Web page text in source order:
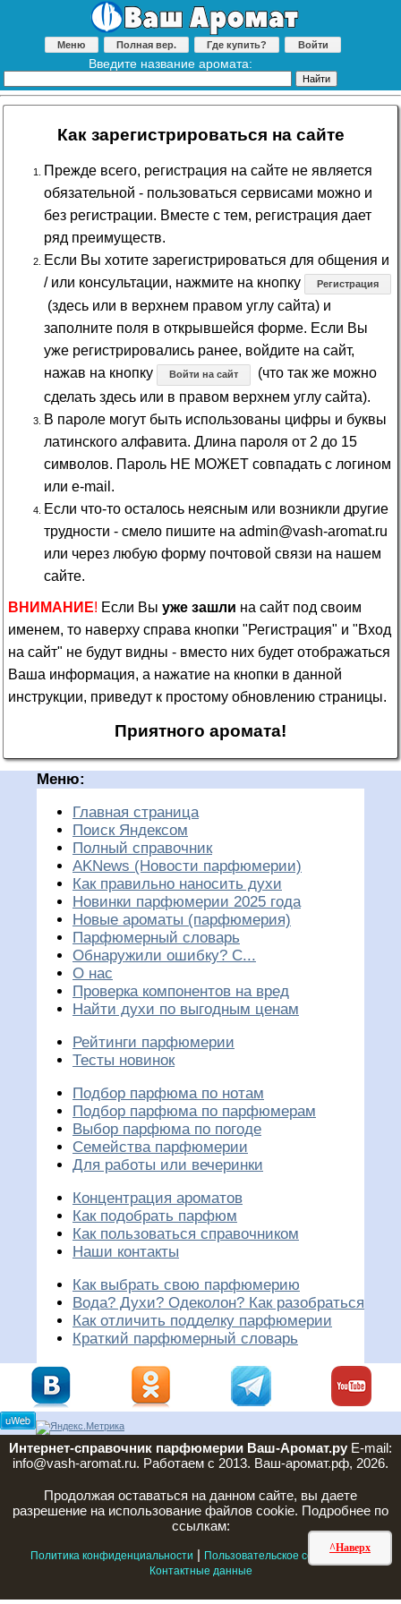
Меню Полная вер. Где купить? Войти
Введите название аромата:
Как зарегистрироваться на сайте
Прежде всего, регистрация на сайте не является
обязательной - пользоваться сервисами можно и
без регистрации. Вместе с тем, регистрация дает
ряд преимуществ.
Если Вы хотите зарегистрироваться для общения и
/ или консультации, нажмите на кнопку
Регистрация
(здесь или в верхнем правом углу сайта) и
заполните поля в открывшейся форме. Если Вы
уже регистрировались ранее, войдите на сайт,
нажав на кнопку
Войти на сайт
(что так же можно
сделать здесь или в правом верхнем углу сайта).
В пароле могут быть использованы цифры и буквы
латинского алфавита. Длина пароля от 2 до 15
символов. Пароль НЕ МОЖЕТ совпадать с логином
или e-mail.
Если что-то осталось неясным или возникли другие
трудности - смело пишите на admin@vash-aromat.ru
или через любую форму почтовой связи на нашем
сайте.
ВНИМАНИЕ! Если Вы уже зашли на сайт под своим
именем, то наверху справа кнопки "Регистрация" и "Вход
на сайт" не будут видны - вместо них будет отображаться
Ваша информация, а нажатие на кнопки в данной
инструкции, приведут к простому обновлению страницы.
Приятного аромата!
^Наверх
Меню:
Главная страница
Поиск Яндексом
Полный справочник
AKNews (Новости парфюмерии)
Как правильно наносить духи
Новинки парфюмерии 2025 года
Новые ароматы (парфюмерия)
Парфюмерный словарь
Обнаружили ошибку? С...
О нас
Проверка компонентов на вред
Найти духи по выгодным ценам
Рейтинги парфюмерии
Тесты новинок
Подбор парфюма по нотам
Подбор парфюма по парфюмерам
Выбор парфюма по погоде
Семейства парфюмерии
Для работы или вечеринки
Концентрация ароматов
Как подобрать парфюм
Как пользоваться справочником
Наши контакты
Как выбрать свою парфюмерию
Вода? Духи? Одеколон? Как разобраться
Как отличить подделку парфюмерии
Краткий парфюмерный словарь
Интернет-справочник парфюмерии Ваш-Аромат.ру E-mail:
info@vash-aromat.ru. Работаем с 2013. Ваш-аромат.рф, 2026.
Продолжая оставаться на данном сайте, вы даете
разрешение на использование файлов cookie. Подробнее по
ссылкам:
Политика конфиденциальности | Пользовательское соглашение|
Контактные данные